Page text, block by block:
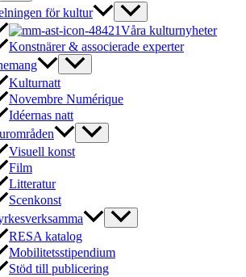
för kultur
Våra kulturnyheter
Konstnärer & associerade experter
Kulturnatt
Novembre Numérique
Idéernas natt
Visuell konst
Film
Litteratur
Scenkonst
RESA katalog
Mobilitetsstipendium
Stöd till publicering